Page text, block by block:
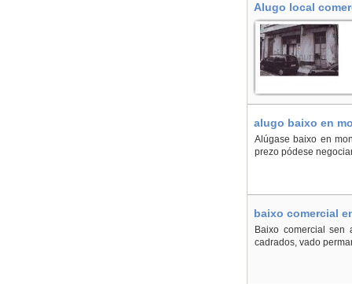
Alugo local
alugo baixo en
Alúgase baixo en
prezo pódese
baixo comercial
Baixo comercial
cadrados, vado